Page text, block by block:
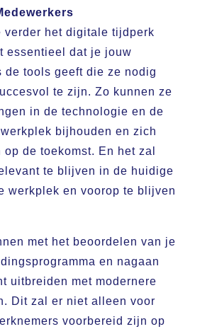
verder het digitale tijdperk
essentieel dat je jouw
de tools geeft die ze nodig
te zijn. Zo kunnen ze
in de technologie en de
bijhouden en zich
de toekomst. En het zal
te blijven in de huidige
werkplek en voorop te blijven
met het beoordelen van je
en nagaan
uitbreiden met modernere
Dit zal er niet alleen voor
voorbereid zijn op